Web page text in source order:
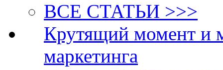
ВСЕ СТАТЬИ >>>
Крутящий момент и
маркетинга